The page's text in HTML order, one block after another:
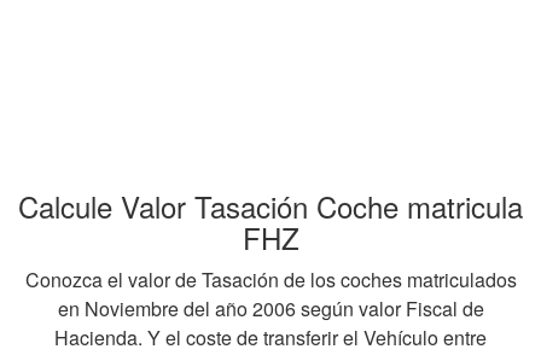
Calcule Valor Tasación Coche matricula
FHZ
Conozca el valor de Tasación de los coches matriculados
en Noviembre del año 2006 según valor Fiscal de
Hacienda. Y el coste de transferir el Vehículo entre